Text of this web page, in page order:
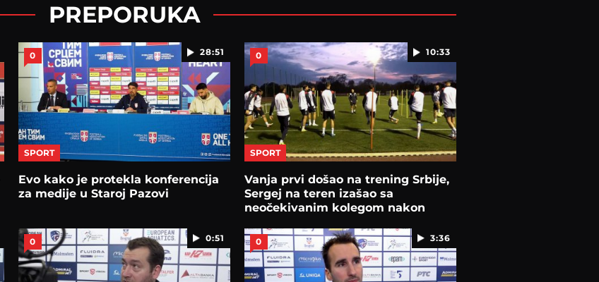
PREPORUKA
28:51
0
SPORT
Evo kako je protekla konferencija
za medije u Staroj Pazovi
10:33
0
SPORT
Vanja prvi došao na trening Srbije,
Sergej na teren izašao sa
neočekivanim kolegom nakon
0:51
0 3:36
0